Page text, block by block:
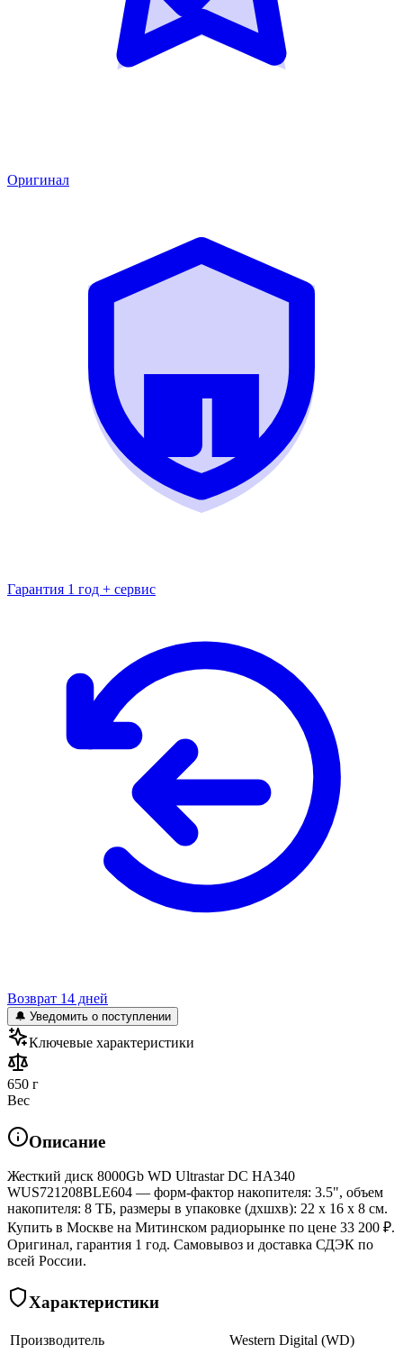
Оригинал
Гарантия 1 год + сервис
Возврат 14 дней
🔔 Уведомить о поступлении
Ключевые характеристики
650 г
Вес
Описание
Жесткий диск 8000Gb WD Ultrastar DC HA340
WUS721208BLE604 — форм-фактор накопителя: 3.5", объем
накопителя: 8 ТБ, размеры в упаковке (дхшхв): 22 x 16 x 8 см.
Купить в Москве на Митинском радиорынке по цене 33 200 ₽.
Оригинал, гарантия 1 год. Самовывоз и доставка СДЭК по
всей России.
Характеристики
Производитель
Western Digital (WD)